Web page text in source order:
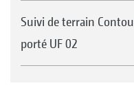
Suivi de terrain
porté UF 02